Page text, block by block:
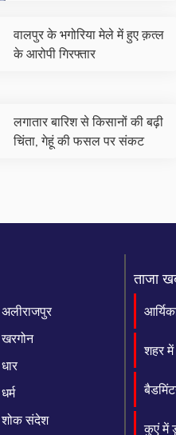
वालपुर के भगोरिया मेले में हुए क़त्ल
के आरोपी गिरफ्तार
लगातार बारिश से किसानों की बढ़ी
चिंता, गेहूं की फसल पर संकट
अलीराजपुर
खरगोन
धार
धर्म
शोक संदेश
ताजा
शहर
कुएं में